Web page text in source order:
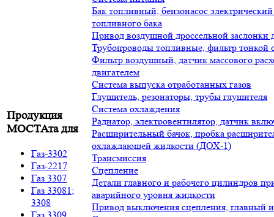
Продукция
МОСТАта для
Газ-3302
Газ-2217
Газ 3307
Газ 33081;
3308
Бак топливный, бензонасос
топливного бака
Привод воздушной дроссельной заслонки
Трубопроводы топливные, фильтр тонкой
Фильтр воздушный, датчик массового
двигателем
Система выпуска отработанных газов
Глушитель, резонаторы, трубы глушителя
Система охлаждения
Радиатор, электровентилятор, датчик
Расширительный бачок, пробка
охлаждающей жидкости (ДОХ-1)
Трансмиссия
Сцепление
Детали главного и рабочего цилиндров
аварийного уровня жидкости
Привод выключения сцепления, главный